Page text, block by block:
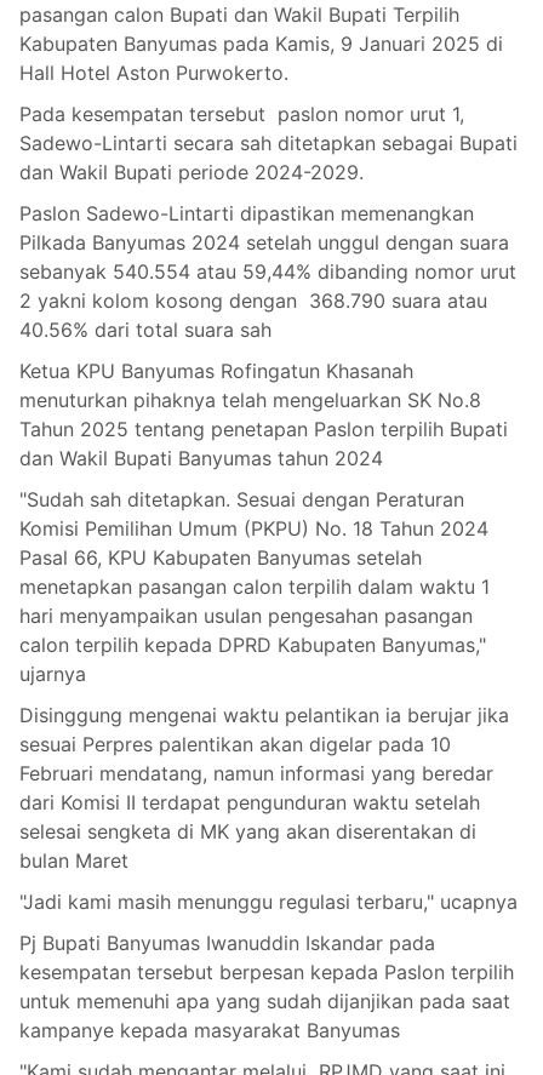
pasangan calon Bupati dan Wakil Bupati Terpilih
Kabupaten Banyumas pada Kamis, 9 Januari 2025 di
Hall Hotel Aston Purwokerto.
Pada kesempatan tersebut paslon nomor urut 1,
Sadewo-Lintarti secara sah ditetapkan sebagai Bupati
dan Wakil Bupati periode 2024-2029.
Paslon Sadewo-Lintarti dipastikan memenangkan
Pilkada Banyumas 2024 setelah unggul dengan suara
sebanyak 540.554 atau 59,44% dibanding nomor urut
2 yakni kolom kosong dengan 368.790 suara atau
40.56% dari total suara sah
Ketua KPU Banyumas Rofingatun Khasanah
menuturkan pihaknya telah mengeluarkan SK No.8
Tahun 2025 tentang penetapan Paslon terpilih Bupati
dan Wakil Bupati Banyumas tahun 2024
"Sudah sah ditetapkan. Sesuai dengan Peraturan
Komisi Pemilihan Umum (PKPU) No. 18 Tahun 2024
Pasal 66, KPU Kabupaten Banyumas setelah
menetapkan pasangan calon terpilih dalam waktu 1
hari menyampaikan usulan pengesahan pasangan
calon terpilih kepada DPRD Kabupaten Banyumas,"
ujarnya
Disinggung mengenai waktu pelantikan ia berujar jika
sesuai Perpres palentikan akan digelar pada 10
Februari mendatang, namun informasi yang beredar
dari Komisi II terdapat pengunduran waktu setelah
selesai sengketa di MK yang akan diserentakan di
bulan Maret
"Jadi kami masih menunggu regulasi terbaru," ucapnya
Pj Bupati Banyumas Iwanuddin Iskandar pada
kesempatan tersebut berpesan kepada Paslon terpilih
untuk memenuhi apa yang sudah dijanjikan pada saat
kampanye kepada masyarakat Banyumas